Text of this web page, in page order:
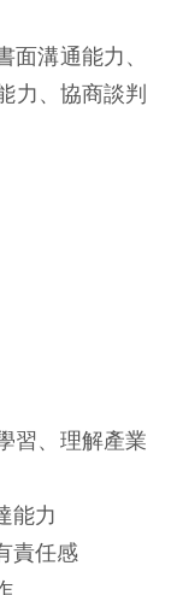
溝通能力、
力、協商談判
習、理解產業
能力
責任感